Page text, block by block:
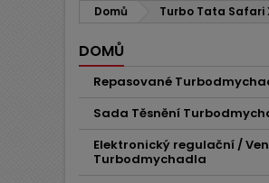
Domů Turbo Tata Safari
DOMŮ
Repasované
Sada Těsnění
Elektronický regulační /
Turbodmychadla